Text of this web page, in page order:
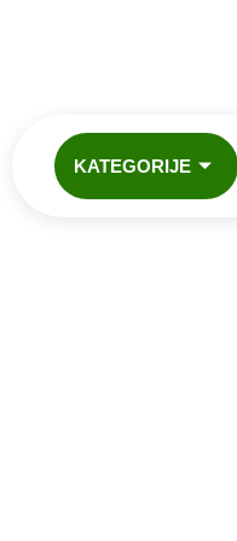
KATEGORIJE